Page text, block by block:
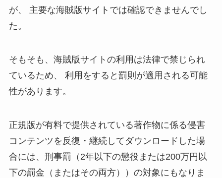
が、 主要な海賊版サイトでは確認できませんでし
た。
そもそも、海賊版サイトの利用は法律で禁じられ
ているため、 利用をすると罰則が適用される可能
性があります。
正規版が有料で提供されている著作物に係る侵害
コンテンツを反復・継続してダウンロードした場
合には、刑事罰（2年以下の懲役または200万円以
下の罰金（またはその両方））の対象にもなりま